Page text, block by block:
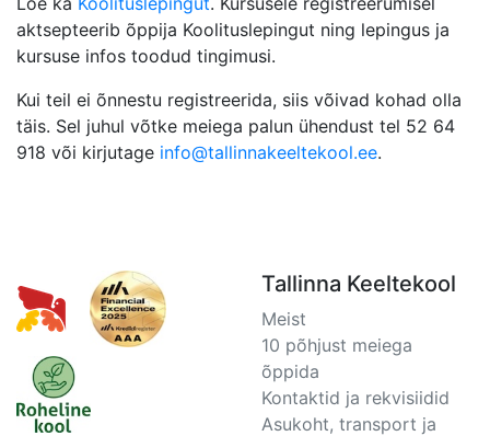
aktsepteerib õppija Koolituslepingut ning lepingus ja
kursuse infos toodud tingimusi.
Kui teil ei õnnestu registreerida, siis võivad kohad olla
täis. Sel juhul võtke meiega palun ühendust tel 52 64
918 või kirjutage info@tallinnakeeltekool.ee.
Tallinna Keeltekool
Meist
10 põhjust meiega
õppida
Kontaktid ja rekvisiidid
Asukoht, transport ja